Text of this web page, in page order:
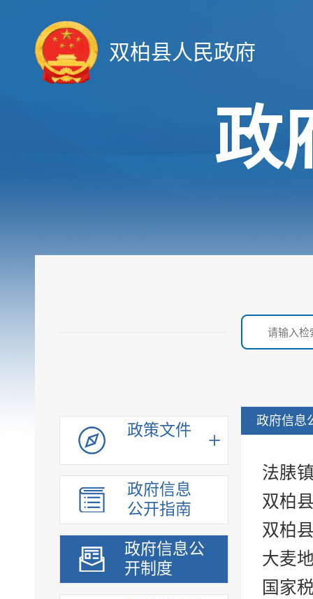
双柏县人民政府
政
政策文件
政府信息
公开指南
政府信息公
开制度
政府信息
法脿
双柏
双柏
大麦
国家